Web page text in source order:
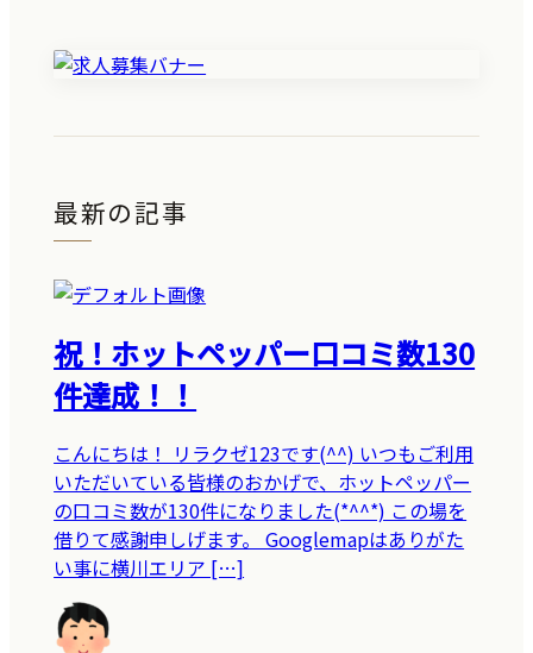
最新の記事
祝！ホットペッパー口コミ数130
件達成！！
こんにちは！ リラクゼ123です(^^) いつもご利用
いただいている皆様のおかげで、ホットペッパー
の口コミ数が130件になりました(*^^*) この場を
借りて感謝申しげます。 Googlemapはありがた
い事に横川エリア […]